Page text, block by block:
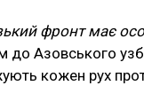
фронт має
до Азовського
кожен рух